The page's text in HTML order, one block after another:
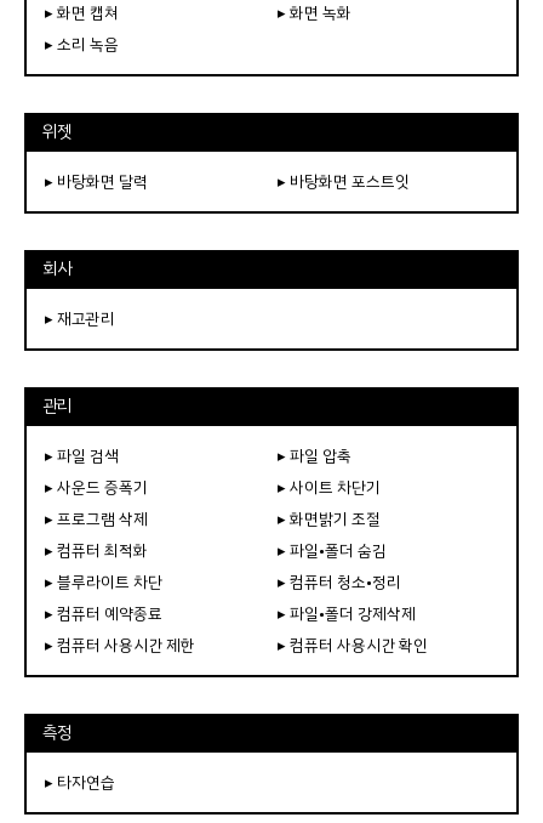
▸ 화면 캡쳐
▸ 화면 녹화
▸ 소리 녹음
위젯
▸ 바탕화면 달력 ▸ 바탕화면 포스트잇
회사
▸ 재고관리
관리
▸ 파일 검색
▸ 파일 압축
▸ 사운드 증폭기
▸ 사이트 차단기
▸ 프로그램 삭제
▸ 화면밝기 조절
▸ 컴퓨터 최적화
▸ 파일•폴더 숨김
▸ 블루라이트 차단
▸ 컴퓨터 청소•정리
▸ 컴퓨터 예약종료
▸ 파일•폴더 강제삭제
▸ 컴퓨터 사용시간 제한
▸ 컴퓨터 사용시간 확인
측정
▸ 타자연습